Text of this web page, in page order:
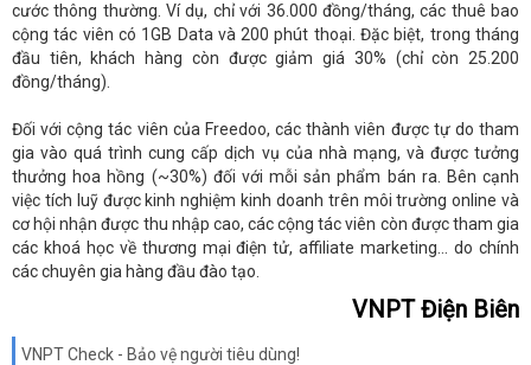
cước thông thường. Ví dụ, chỉ với 36.000 đồng/tháng, các thuê bao
cộng tác viên có 1GB Data và 200 phút thoại. Đặc biệt, trong tháng
đầu tiên, khách hàng còn được giảm giá 30% (chỉ còn 25.200
đồng/tháng).
Đối với cộng tác viên của Freedoo, các thành viên được tự do tham
gia vào quá trình cung cấp dịch vụ của nhà mạng, và được tưởng
thưởng hoa hồng (~30%) đối với mỗi sản phẩm bán ra. Bên cạnh
việc tích luỹ được kinh nghiệm kinh doanh trên môi trường online và
cơ hội nhận được thu nhập cao, các cộng tác viên còn được tham gia
các khoá học về thương mại điện tử, affiliate marketing… do chính
các chuyên gia hàng đầu đào tạo.
VNPT Điện Biên
VNPT Check - Bảo vệ người tiêu dùng!